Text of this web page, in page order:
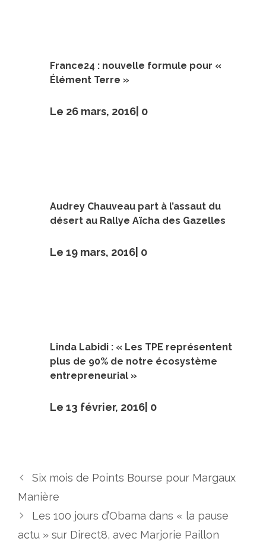
France24 : nouvelle formule pour «
Élément Terre »
Le 26 mars, 2016| 0
Audrey Chauveau part à l’assaut du
désert au Rallye Aïcha des Gazelles
Le 19 mars, 2016| 0
Linda Labidi : « Les TPE représentent
plus de 90% de notre écosystème
entrepreneurial »
Le 13 février, 2016| 0
Six mois de Points Bourse pour Margaux
Manière
Les 100 jours d’Obama dans « la pause
actu » sur Direct8, avec Marjorie Paillon